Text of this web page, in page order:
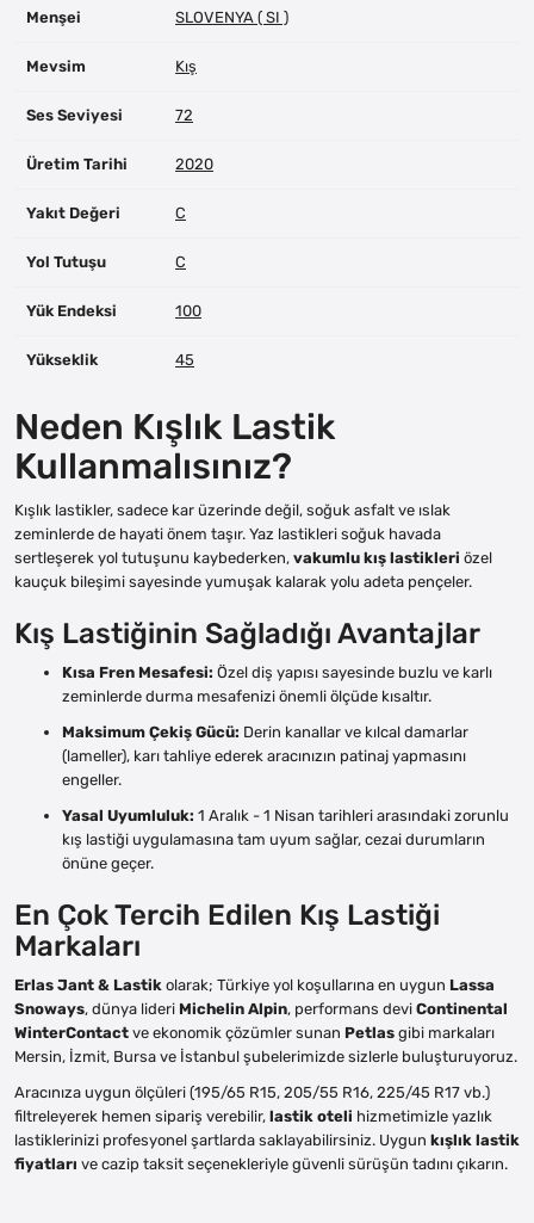
Menşei SLOVENYA ( SI )
Mevsim Kış
Ses Seviyesi 72
Üretim Tarihi 2020
Yakıt Değeri C
Yol Tutuşu C
Yük Endeksi 100
Yükseklik 45
Neden Kışlık Lastik
Kullanmalısınız?
Kışlık lastikler, sadece kar üzerinde değil, soğuk asfalt ve ıslak
zeminlerde de hayati önem taşır. Yaz lastikleri soğuk havada
sertleşerek yol tutuşunu kaybederken, vakumlu kış lastikleri özel
kauçuk bileşimi sayesinde yumuşak kalarak yolu adeta pençeler.
Kış Lastiğinin Sağladığı Avantajlar
Kısa Fren Mesafesi: Özel diş yapısı sayesinde buzlu ve karlı
zeminlerde durma mesafenizi önemli ölçüde kısaltır.
Maksimum Çekiş Gücü: Derin kanallar ve kılcal damarlar
(lameller), karı tahliye ederek aracınızın patinaj yapmasını
engeller.
Yasal Uyumluluk: 1 Aralık - 1 Nisan tarihleri arasındaki zorunlu
kış lastiği uygulamasına tam uyum sağlar, cezai durumların
önüne geçer.
En Çok Tercih Edilen Kış Lastiği
Markaları
Erlas Jant & Lastik olarak; Türkiye yol koşullarına en uygun Lassa
Snoways, dünya lideri Michelin Alpin, performans devi Continental
WinterContact ve ekonomik çözümler sunan Petlas gibi markaları
Mersin, İzmit, Bursa ve İstanbul şubelerimizde sizlerle buluşturuyoruz.
Aracınıza uygun ölçüleri (195/65 R15, 205/55 R16, 225/45 R17 vb.)
filtreleyerek hemen sipariş verebilir, lastik oteli hizmetimizle yazlık
lastiklerinizi profesyonel şartlarda saklayabilirsiniz. Uygun kışlık lastik
fiyatları ve cazip taksit seçenekleriyle güvenli sürüşün tadını çıkarın.